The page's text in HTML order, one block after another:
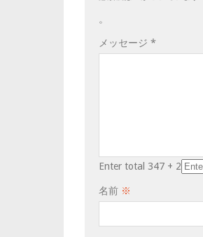
。
メッセージ *
Enter total 347 + 2
名前 ※